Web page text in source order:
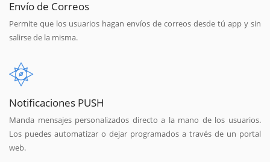
Envío de Correos
Permite que los usuarios hagan envíos de correos desde tú app y sin
salirse de la misma.
Notificaciones PUSH
Manda mensajes personalizados directo a la mano de los usuarios.
Los puedes automatizar o dejar programados a través de un portal
web.